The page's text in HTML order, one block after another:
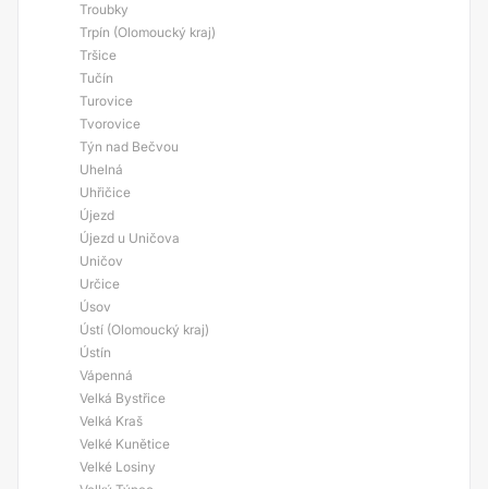
Troubky
Trpín (Olomoucký kraj)
Tršice
Tučín
Turovice
Tvorovice
Týn nad Bečvou
Uhelná
Uhřičice
Újezd
Újezd u Uničova
Uničov
Určice
Úsov
Ústí (Olomoucký kraj)
Ústín
Vápenná
Velká Bystřice
Velká Kraš
Velké Kunětice
Velké Losiny